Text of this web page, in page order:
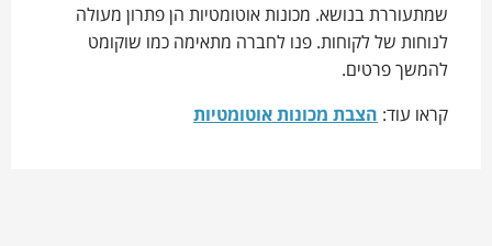
שמתעוררת בנושא. מכונות אוטומטיות הן פתרון מעולה
לנוחות של לקוחות. פנו לחברה מתאימה כמו שוקומט
להמשך פרטים.
קראו עוד: הצבת מכונות אוטומטיות